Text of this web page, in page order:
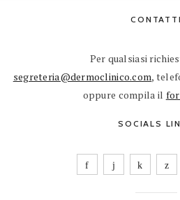
CONTATTI
Per qualsiasi
segreteria@dermoclinico.com,
oppure compila il
SOCIALS